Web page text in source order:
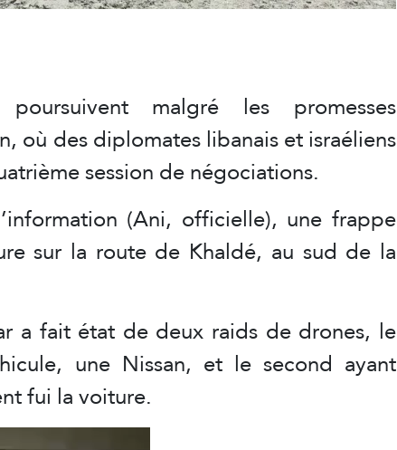
malgré les promesses
où des diplomates libanais et israéliens
session de négociations.
(Ani, officielle), une frappe
sur la route de Khaldé, au sud de la
a fait état de deux raids de drones, le
une Nissan, et le second ayant
fui la voiture.